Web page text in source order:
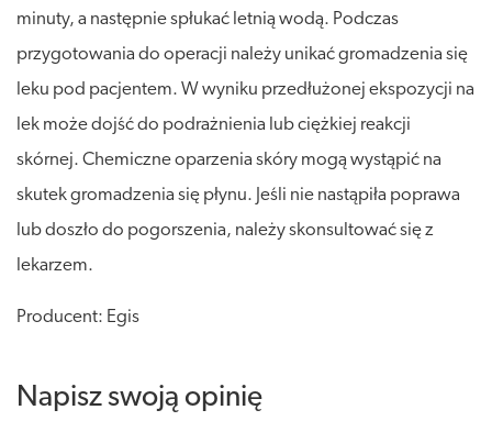
minuty, a następnie spłukać letnią wodą. Podczas
przygotowania do operacji należy unikać gromadzenia się
leku pod pacjentem. W wyniku przedłużonej ekspozycji na
lek może dojść do podrażnienia lub ciężkiej reakcji
skórnej. Chemiczne oparzenia skóry mogą wystąpić na
skutek gromadzenia się płynu. Jeśli nie nastąpiła poprawa
lub doszło do pogorszenia, należy skonsultować się z
lekarzem.
Producent: Egis
Napisz swoją opinię